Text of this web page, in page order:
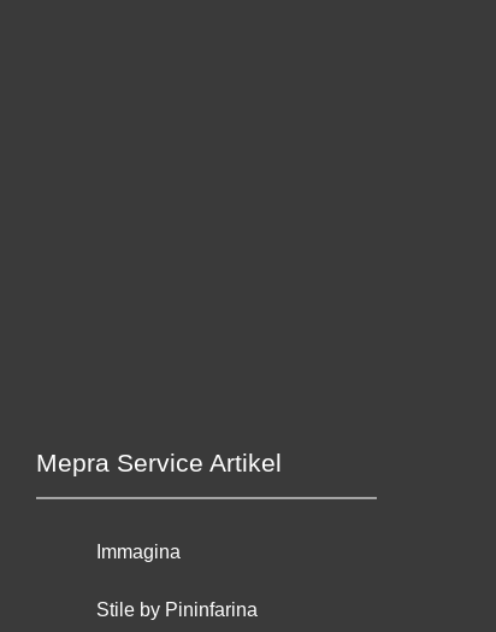
Mepra Service Artikel
Immagina
Stile by Pininfarina